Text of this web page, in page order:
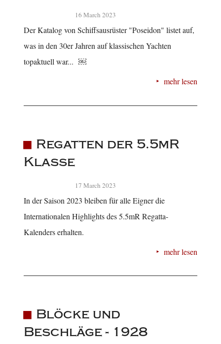
16 March 2023
Der Katalog von Schiffsausrüster "Poseidon" listet auf,
was in den 30er Jahren auf klassischen Yachten
topaktuell war... ￼
mehr lesen
Regatten der 5.5mR
Klasse
17 March 2023
In der Saison 2023 bleiben für alle Eigner die
Internationalen Highlights des 5.5mR Regatta-
Kalenders erhalten.
mehr lesen
Blöcke und
Beschläge - 1928